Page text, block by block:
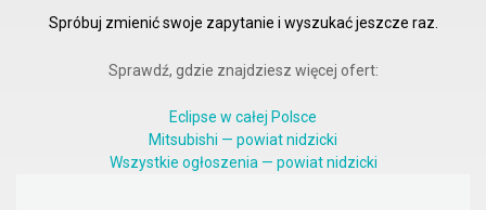
Spróbuj zmienić swoje zapytanie i wyszukać jeszcze raz.
Sprawdź, gdzie znajdziesz więcej ofert:
Eclipse w całej Polsce
Mitsubishi — powiat nidzicki
Wszystkie ogłoszenia — powiat nidzicki